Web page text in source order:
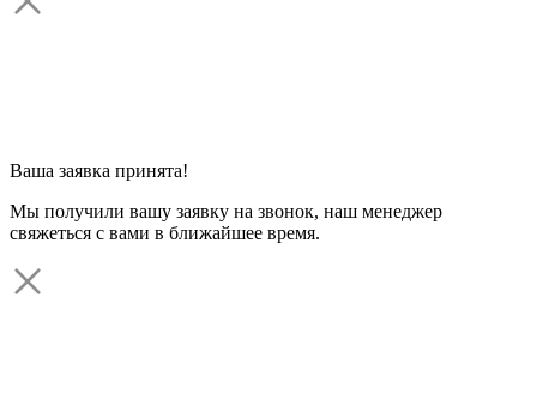
Ваша заявка принята!
Мы получили вашу заявку на звонок, наш менеджер
свяжеться с вами в ближайшее время.